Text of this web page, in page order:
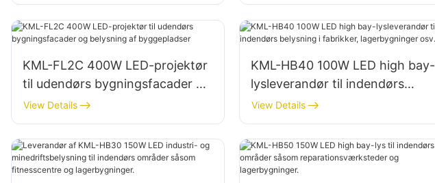
KML-FL2C 400W LED-projektør
til udendørs bygningsfacader og
belysning af byggepladser
View Details
KML-HB40 100W LED high bay-
lysleverandør til indendørs
belysning i fabrikker,
lagerbygninger osv.
View Details